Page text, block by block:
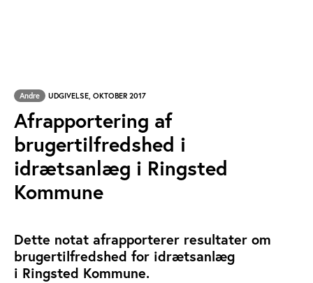
Andre UDGIVELSE, OKTOBER 2017
Afrapportering af
brugertilfredshed i
idrætsanlæg i Ringsted
Kommune
Dette notat afrapporterer resultater om
brugertilfredshed for idrætsanlæg
i Ringsted Kommune.